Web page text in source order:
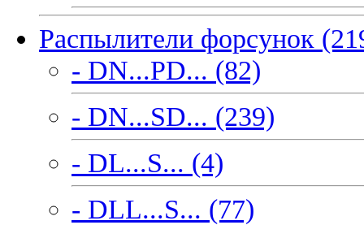
Распылители форсунок
- DN...PD... (82)
- DN...SD... (239)
- DL...S... (4)
- DLL...S... (77)